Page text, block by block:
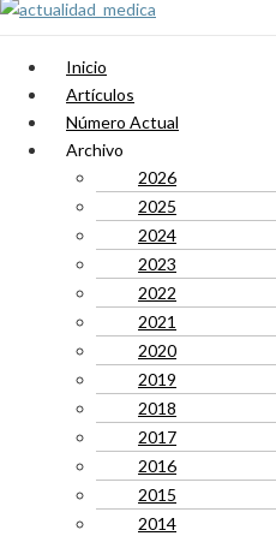
Inicio
Artículos
Número Actual
Archivo
2026
2025
2024
2023
2022
2021
2020
2019
2018
2017
2016
2015
2014